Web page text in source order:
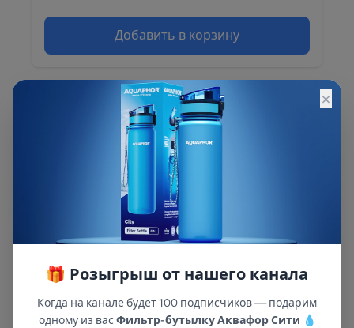
Добавить в корзину
Описание и характеристики смотрите на
×
🎁 Розыгрыш от нашего канала
Когда на канале будет 100 подписчиков — подарим
одному из вас Фильтр-бутылку Аквафор Сити 💧